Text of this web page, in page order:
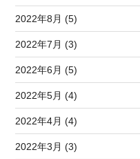
2022年8月 (5)
2022年7月 (3)
2022年6月 (5)
2022年5月 (4)
2022年4月 (4)
2022年3月 (3)